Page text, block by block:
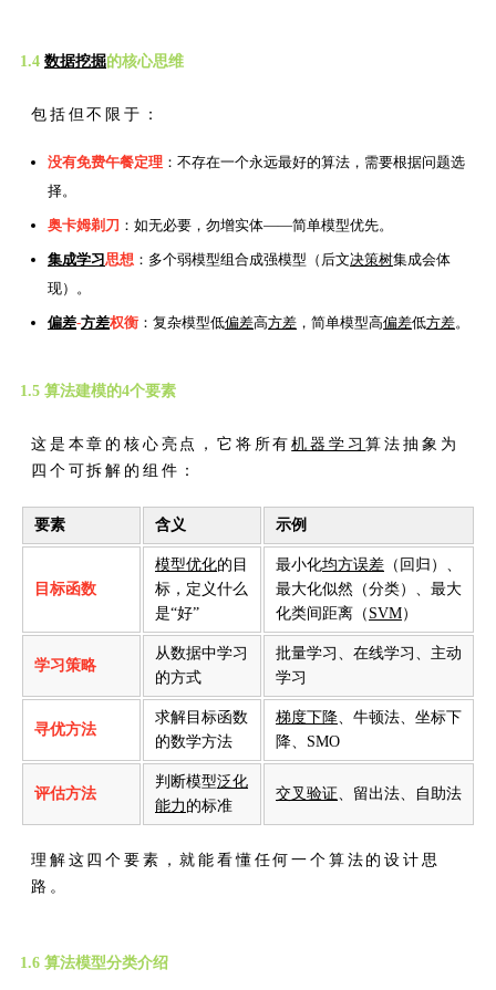
1.4 数据挖掘的核心思维
包括但不限于：
没有免费午餐定理 ：不存在一个永远最好的算法，需要根据问题选
择。
奥卡姆剃刀 ：如无必要，勿增实体——简单模型优先。
集成学习 思想 ：多个弱模型组合成强模型（后文决策树集成会体
现）。
偏差-方差权衡 ：复杂模型低偏差高方差 ，简单模型高偏差低方差。
1.5 算法建模的4个要素
这是本章的核心亮点，它将所有机器学习算法抽象为
四个可拆解的组件：
要素 含义 示例
目标函数
模型优化的目
标，定义什么
是“好”
最小化均方误差 （回归）、
最大化似然（分类）、最大
化类间距离（ SVM）
学习策略
从数据中学习
的方式
批量学习、在线学习、主动
学习
寻优方法
求解目标函数
的数学方法
梯度下降、牛顿法、坐标下
降、SMO
评估方法
判断模型泛化
能力 的标准
交叉验证、留出法、自助法
理解这四个要素，就能看懂任何一个算法的设计思
路。
1.6 算法模型分类介绍